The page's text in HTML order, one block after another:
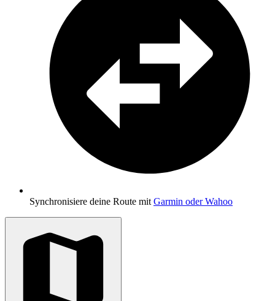
Synchronisiere deine Route mit Garmin oder Wahoo